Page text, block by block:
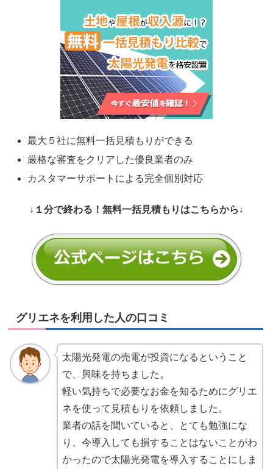
最大５社に無料一括見積もりができる
厳格な審査をクリアした優良業者のみ
カスタマーサポートによる完全個別対応
↓１分で終わる！無料一括見積もりはこちらから↓
グリエネを利用した人の口コミ
太陽光発電の売電が投資になるということ
で、興味を持ちました。
軽い気持ちで必要なお金を知るためにグリエ
ネを使って見積もりを依頼しました。
業者の話を聞いていると、とても勉強にな
り、今導入しても損することはないことがわ
かったので太陽光発電を導入することにしま